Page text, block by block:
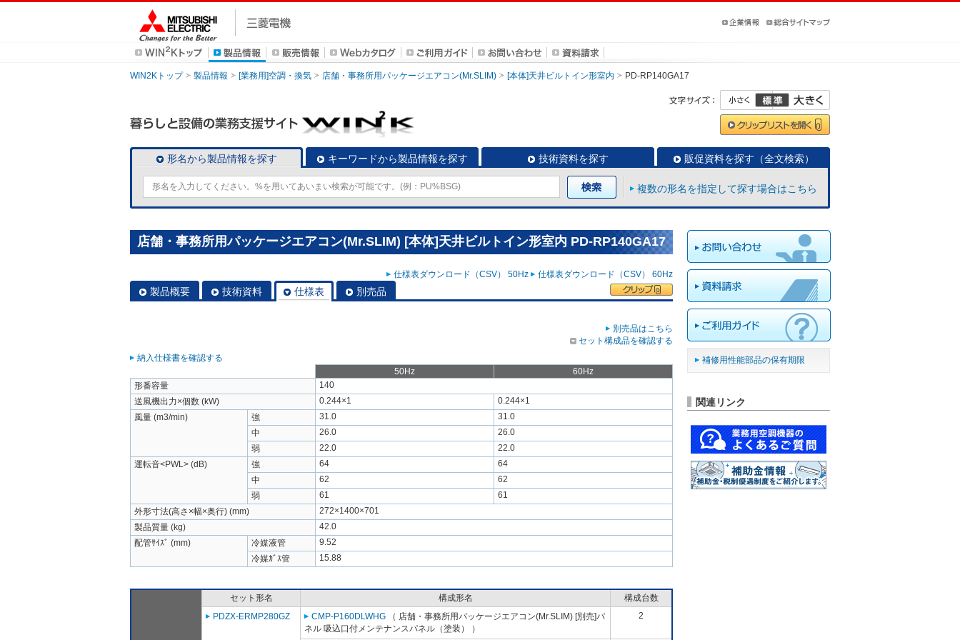
WIN2Kトップ 製品情報 [業務用]空調・換気 店舗・事務所用パッケージエアコン(Mr.SLIM) [本体]天井ビルトイン形室内 PD-RP140GA17
形名から製品情報を探す キーワードから製品情報を探す 技術資料を探す 販促資料を探す（全文検索）
複数の形名を指定して探す場合はこちら
店舗・事務所用パッケージエアコン(Mr.SLIM) [本体]天井ビルトイン形室内 PD-RP140GA17
仕様表ダウンロード（CSV） 50Hz 仕様表ダウンロード（CSV） 60Hz
製品概要 技術資料 仕様表 別売品
別売品はこちら
セット構成品を確認する
納入仕様書を確認する
50Hz
60Hz
形番容量
140
送風機出力×個数 (kW)
0.244×1
0.244×1
風量 (m3/min)
強 31.0
31.0
中
26.0
26.0
弱
22.0
22.0
運転音<PWL> (dB)
強 64
64
中
62
62
弱
61
61
外形寸法(高さ×幅×奥行) (mm)
272×1400×701
製品質量 (kg)
42.0
配管ｻｲｽﾞ (mm)
冷媒液管
9.52
冷媒ｶﾞｽ管
15.88
セット形名 構成形名
構成台数
PDZX-ERMP280GZ
CMP-P160DLWHG （ 店舗・事務所用パッケージエアコン(Mr.SLIM) [別売]パ
ネル 吸込口付メンテナンスパネル（塗装） ）
2
補修用性能部品の保有期限
関連リンク